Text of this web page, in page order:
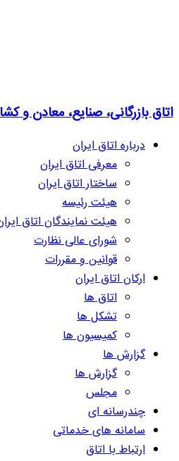
اتاق بازرگانی، صنایع، معادن و
درباره اتاق ایران
معرفی اتاق ایران
ساختار اتاق ایران
هیئت رئیسه
هیئت نمایندگان اتاق
شورای عالی نظارت
قوانین و مقررات
ارکان اتاق ایران
اتاق ها
تشکل ها
کمیسیون ها
گزارش ها
گزارش ها
مجلس
چندرسانه ای
سامانه های خدماتی
ارتباط با اتاق